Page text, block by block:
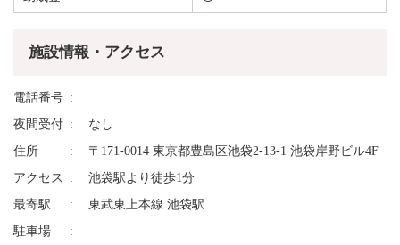
施設情報・アクセス
電話番号
夜間受付
なし
住所
〒171-0014 東京都豊島区池袋2-13-1 池袋岸野ビル4F
アクセス
池袋駅より徒歩1分
最寄駅
東武東上本線 池袋駅
駐車場